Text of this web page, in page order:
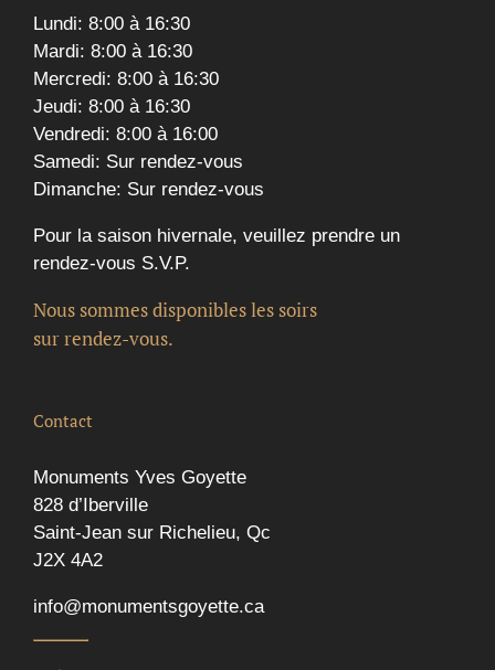
Lundi: 8:00 à 16:30
Mardi: 8:00 à 16:30
Mercredi: 8:00 à 16:30
Jeudi: 8:00 à 16:30
Vendredi: 8:00 à 16:00
Samedi: Sur rendez-vous
Dimanche: Sur rendez-vous
Pour la saison hivernale, veuillez prendre un
rendez-vous S.V.P.
Nous sommes disponibles les soirs
sur rendez-vous.
Contact
Monuments Yves Goyette
828 d’Iberville
Saint-Jean sur Richelieu, Qc
J2X 4A2
info@monumentsgoyette.ca